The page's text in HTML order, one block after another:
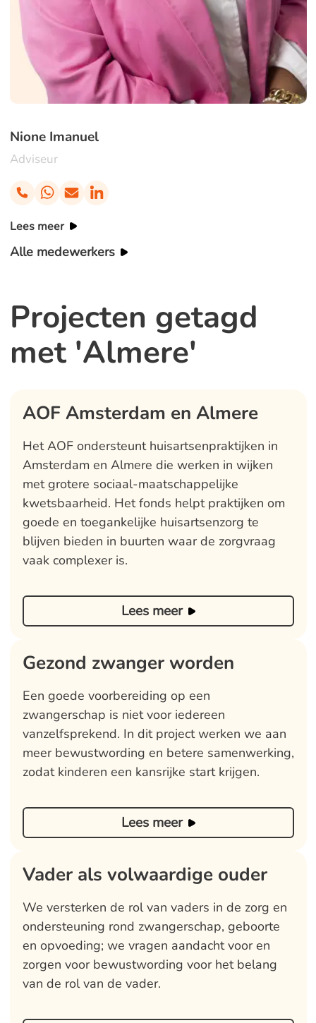
Nione Imanuel
Adviseur
Lees meer
Alle medewerkers
Projecten getagd
met 'Almere'
AOF Amsterdam en Almere
Het AOF ondersteunt huisartsenpraktijken in
Amsterdam en Almere die werken in wijken
met grotere sociaal-maatschappelijke
kwetsbaarheid. Het fonds helpt praktijken om
goede en toegankelijke huisartsenzorg te
blijven bieden in buurten waar de zorgvraag
vaak complexer is.
Lees meer
Gezond zwanger worden
Een goede voorbereiding op een
zwangerschap is niet voor iedereen
vanzelfsprekend. In dit project werken we aan
meer bewustwording en betere samenwerking,
zodat kinderen een kansrijke start krijgen.
Lees meer
Vader als volwaardige ouder
We versterken de rol van vaders in de zorg en
ondersteuning rond zwangerschap, geboorte
en opvoeding; we vragen aandacht voor en
zorgen voor bewustwording voor het belang
van de rol van de vader.